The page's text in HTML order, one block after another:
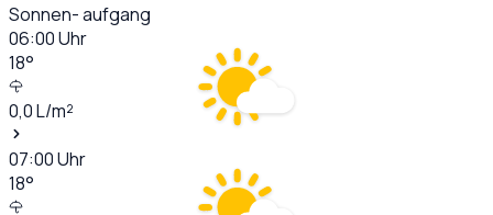
Sonnen- aufgang
06:00Uhr
18°
0,0L/m²
07:00Uhr
18°